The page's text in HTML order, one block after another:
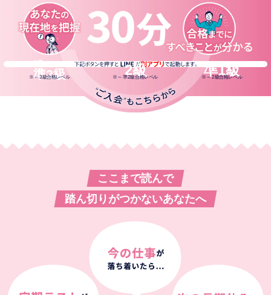
5級〜
準2級
※～ 3級合格レベル 2級
※ ～ 準2級合格レベル 準1級
※ ～ 2級合格レベル
ここまで読んで
踏ん切りがつかないあなたへ